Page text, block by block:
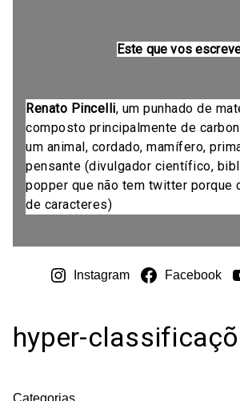
Este que vos
Renato Pincelli, um punhado de
composto principalmente de
um animal, cordado, mamífero,
pensante (divulgador científico,
popper que não tem twitter porque
de caracteres)
Instagram Facebook
hyper-